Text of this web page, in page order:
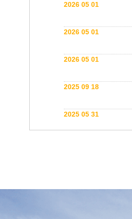
2026 05 01
2026 05 01
2026 05 01
2025 09 18
2025 05 31